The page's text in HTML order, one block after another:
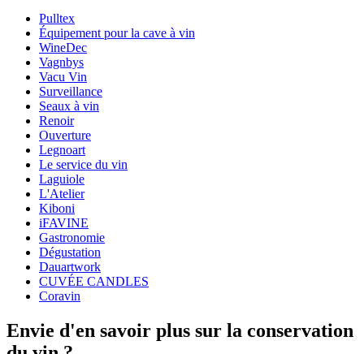
Dimensions (LxHxP cm)
Poids (kg)
Hauteur (cm)
Profondeur (cm)
Pulltex
Équipement pour la cave à vin
WineDec
Vagnbys
Vacu Vin
Surveillance
Seaux à vin
Renoir
Ouverture
Legnoart
Le service du vin
Laguiole
L'Atelier
Kiboni
iFAVINE
Gastronomie
Dégustation
Dauartwork
CUVÉE CANDLES
Coravin
Envie d'en savoir plus sur la conservation